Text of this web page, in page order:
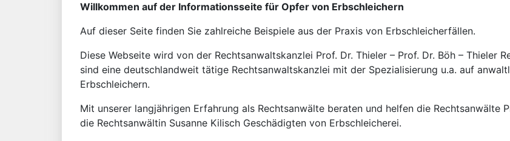
Willkommen auf der Informationsseite für Opfer von Erbschleichern
Auf dieser Seite finden Sie zahlreiche Beispiele aus der Praxis von Erbschleicherfällen.
Diese Webseite wird von der Rechtsanwaltskanzlei Prof. Dr. Thieler – Prof. Dr. Böh – Thieler
sind eine deutschlandweit tätige Rechtsanwaltskanzlei mit der Spezialisierung u.a. auf
Erbschleichern.
Mit unserer langjährigen Erfahrung als Rechtsanwälte beraten und helfen die Rechtsanwälte
die Rechtsanwältin Susanne Kilisch Geschädigten von Erbschleicherei.